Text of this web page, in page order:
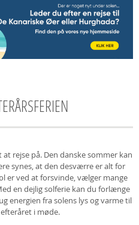
rejse på. Den danske sommer kan
synes, at den desværre er alt for
er ved at forsvinde, vælger mange
en dejlig solferie kan du forlænge
energien fra solens lys og varme til
i møde.